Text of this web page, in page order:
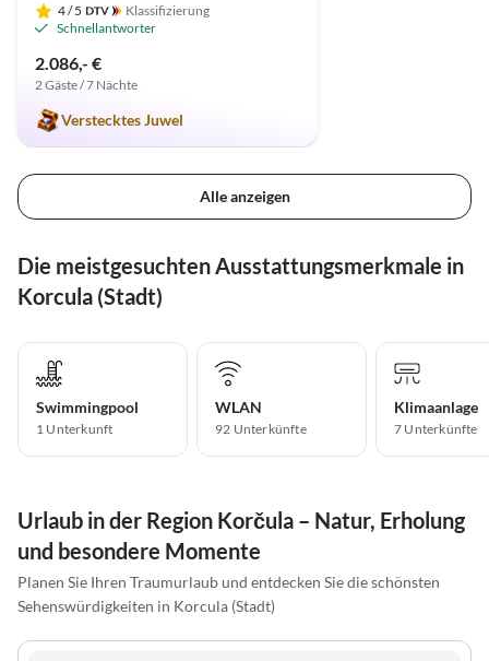
4/ 5
Klassifizierung
Schnellantworter
2.086,- €
2 Gäste / 7 Nächte
Verstecktes Juwel
Alle anzeigen
Die meistgesuchten Ausstattungsmerkmale in
Korcula (Stadt)
Swimmingpool
1 Unterkunft
WLAN
92 Unterkünfte
Klimaanlage
7 Unterkünfte
Urlaub in der Region Korčula – Natur, Erholung
und besondere Momente
Planen Sie Ihren Traumurlaub und entdecken Sie die schönsten
Sehenswürdigkeiten in Korcula (Stadt)